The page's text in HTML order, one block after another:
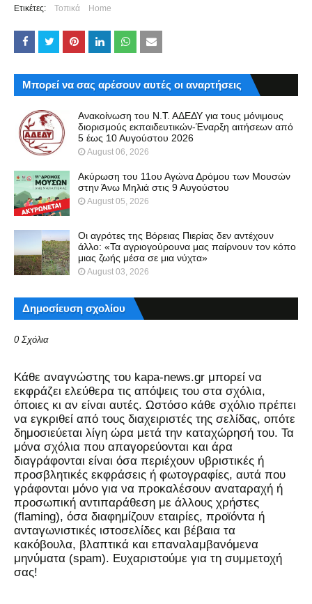
Ετικέτες: Τοπικά Home
Μπορεί να σας αρέσουν αυτές οι αναρτήσεις
Ανακοίνωση του Ν.Τ. ΑΔΕΔΥ για τους μόνιμους
διορισμούς εκπαιδευτικών-Έναρξη αιτήσεων από
5 έως 10 Αυγούστου 2026
August 06, 2026
Ακύρωση του 11ου Αγώνα Δρόμου των Μουσών
στην Άνω Μηλιά στις 9 Αυγούστου
August 05, 2026
Οι αγρότες της Βόρειας Πιερίας δεν αντέχουν
άλλο: «Τα αγριογούρουνα μας παίρνουν τον κόπο
μιας ζωής μέσα σε μια νύχτα»
August 03, 2026
Δημοσίευση σχολίου
0 Σχόλια
Kάθε αναγνώστης του kapa-news.gr μπορεί να
εκφράζει ελεύθερα τις απόψεις του στα σχόλια,
όποιες κι αν είναι αυτές. Ωστόσο κάθε σχόλιο πρέπει
να εγκριθεί από τους διαχειριστές της σελίδας, οπότε
δημοσιεύεται λίγη ώρα μετά την καταχώρησή του. Τα
μόνα σχόλια που απαγορεύονται και άρα
διαγράφονται είναι όσα περιέχουν υβριστικές ή
προσβλητικές εκφράσεις ή φωτογραφίες, αυτά που
γράφονται μόνο για να προκαλέσουν αναταραχή ή
προσωπική αντιπαράθεση με άλλους χρήστες
(flaming), όσα διαφημίζουν εταιρίες, προϊόντα ή
ανταγωνιστικές ιστοσελίδες και βέβαια τα
κακόβουλα, βλαπτικά και επαναλαμβανόμενα
μηνύματα (spam). Ευχαριστούμε για τη συμμετοχή
σας!